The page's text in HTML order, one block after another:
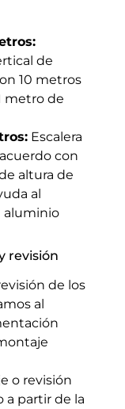
de
10 metros
metro de
Escalera
con
altura de
al
aluminio
revisión
de los
al
o revisión
a partir de la